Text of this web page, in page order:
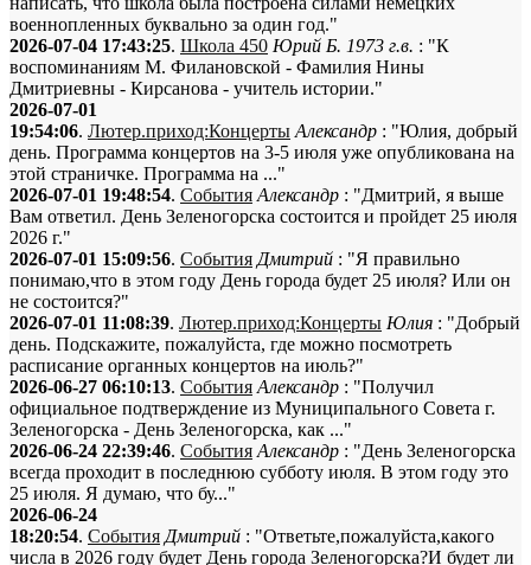
военнопленных буквально за один год."
2026-07-04 17:43:25. Школа 450 Юрий Б. 1973 г.в. : "К
воспоминаниям М. Филановской - Фамилия Нины
Дмитриевны - Кирсанова - учитель истории."
2026-07-01
19:54:06. Лютер.приход:Концерты Александр : "Юлия, добрый
день. Программа концертов на 3-5 июля уже опубликована на
этой страничке. Программа на ..."
2026-07-01 19:48:54. События Александр : "Дмитрий, я выше
Вам ответил. День Зеленогорска состоится и пройдет 25 июля
2026 г."
2026-07-01 15:09:56. События Дмитрий : "Я правильно
понимаю,что в этом году День города будет 25 июля? Или он
не состоится?"
2026-07-01 11:08:39. Лютер.приход:Концерты Юлия : "Добрый
день. Подскажите, пожалуйста, где можно посмотреть
расписание органных концертов на июль?"
2026-06-27 06:10:13. События Александр : "Получил
официальное подтверждение из Муниципального Совета г.
Зеленогорска - День Зеленогорска, как ..."
2026-06-24 22:39:46. События Александр : "День Зеленогорска
всегда проходит в последнюю субботу июля. В этом году это
25 июля. Я думаю, что бу..."
2026-06-24
18:20:54. События Дмитрий : "Ответьте,пожалуйста,какого
числа в 2026 году будет День города Зеленогорска?И будет ли